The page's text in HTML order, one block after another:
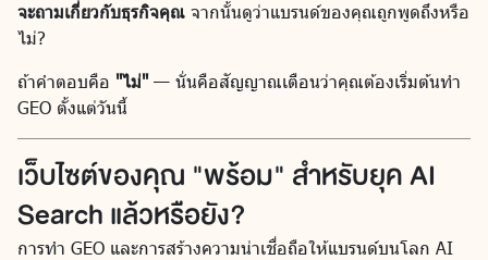
จะถามเกี่ยวกับธุรกิจคุณ จากนั้นดูว่าแบรนด์ของคุณถูกพูดถึงหรือ
ไม่?
ถ้าคำตอบคือ "ไม่"— นั่นคือสัญญาณเตือนว่าคุณต้องเริ่มต้นทำ
GEO ตั้งแต่วันนี้
เว็บไซต์ของคุณ "พร้อม" สำหรับยุค AI
Search แล้วหรือยัง?
การทำ GEO และการสร้างความน่าเชื่อถือให้แบรนด์บนโลก AI